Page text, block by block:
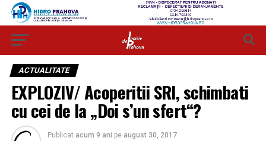
ACTUALITATE
EXPLOZIV/ Acoperitii SRI, schimbati
cu cei de la „Doi s’un sfert“?
Publicat acum 9 ani pe august 30, 2017